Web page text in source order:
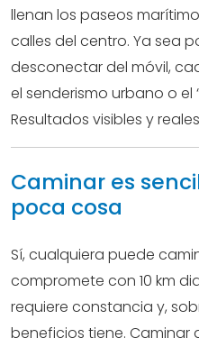
llenan los paseos
calles del centro. Ya sea
desconectar del móvil,
el senderismo urbano o el
Resultados visibles y
Caminar es
poca cosa
Sí, cualquiera puede
compromete con 10 km
requiere constancia y,
beneficios tiene.